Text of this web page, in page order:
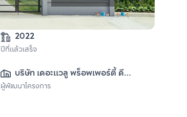
2022
ปีที่แล้วเสร็จ
บริษัท เดอะแวลู พร็อพเพอร์ตี้ ดี
เวลลอปเม้นท์ จำกัด
ผู้พัฒนาโครงการ